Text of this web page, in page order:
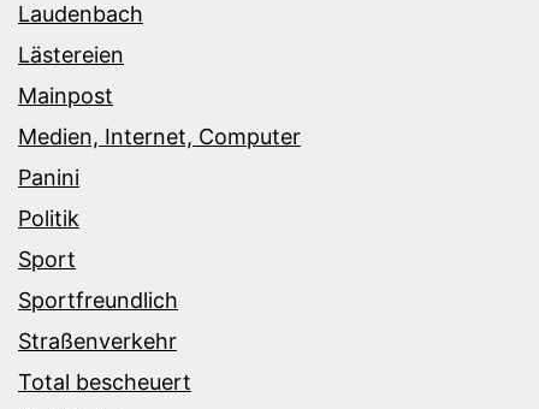
Laudenbach
Lästereien
Mainpost
Medien, Internet, Computer
Panini
Politik
Sport
Sportfreundlich
Straßenverkehr
Total bescheuert